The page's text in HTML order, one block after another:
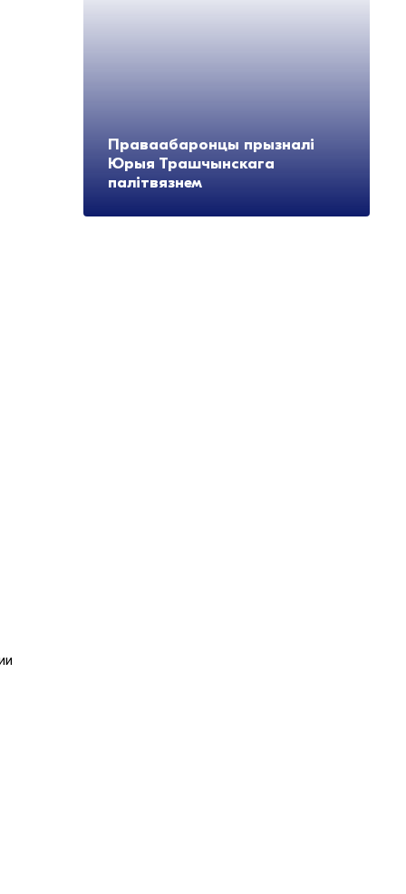
Праваабаронцы прызналі
Юрыя Трашчынскага
палітвязнем